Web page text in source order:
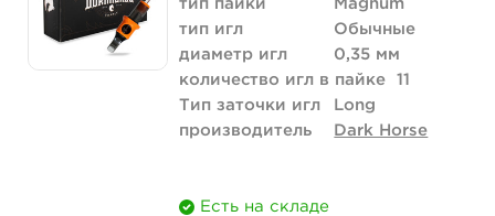
тип пайки
Magnum
тип игл
Обычные
диаметр игл
0,35 мм
количество игл в пайке
11
Тип заточки игл
Long
производитель
Dark Horse
Есть на складе